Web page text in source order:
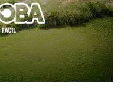
médico, quién
a una mujer
años, con quemaduras
que originaron el